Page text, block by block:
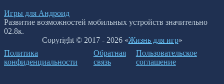
Игры для Андроид
Развитие возможностей мобильных устройств значительно
02.8к.
Copyright © 2017 - 2026 «Жизнь для игр»
Политика
конфиденциальности
Обратная
связь
Пользовательское
соглашение